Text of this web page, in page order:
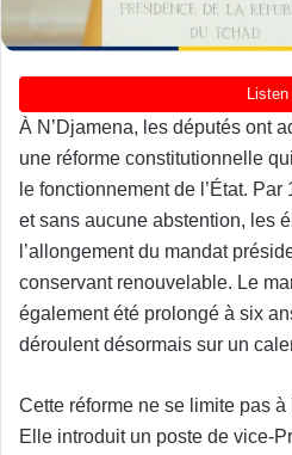
À N’Djamena, les députés ont
une réforme constitutionnelle
le fonctionnement de l’État.
et sans aucune abstention, les
l’allongement du mandat
conservant renouvelable. Le
également été prolongé à six
déroulent désormais sur un
Cette réforme ne se limite pas
Elle introduit un poste de vice-